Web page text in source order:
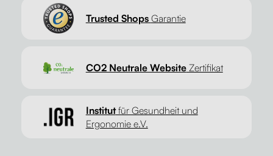
Trusted Shops Garantie
CO2 Neutrale WebsiteZertifikat
Institutfür Gesundheit und
Ergonomie e.V.